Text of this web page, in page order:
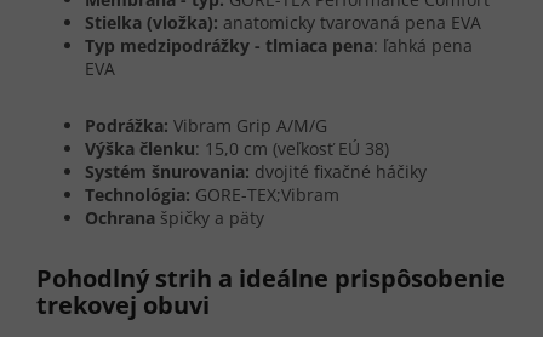
Stielka (vložka): anatomicky tvarovaná pena EVA
Typ medzipodrážky - tlmiaca pena: ľahká pena
EVA
Podrážka: Vibram Grip A/M/G
Výška členku: 15,0 cm (veľkosť EÚ 38)
Systém šnurovania: dvojité fixačné háčiky
Technológia: GORE-TEX;Vibram
Ochrana špičky a päty
Pohodlný strih a ideálne prispôsobenie
trekovej obuvi